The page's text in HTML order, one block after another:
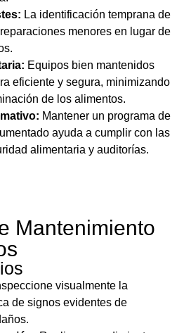
La identificación temprana de
menores en lugar de
Equipos bien mantenidos
eficiente y segura, minimizando
de los alimentos.
Mantener un programa de
ayuda a cumplir con las
alimentaria y auditorías.
Mantenimiento
visualmente la
de signos evidentes de